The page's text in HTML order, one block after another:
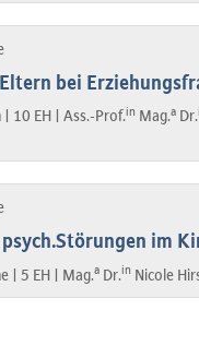
bei
| 10 EH | Ass.-Prof.in Mag.a Dr.
im
| 5 EH | Mag.a Dr.in Nicole